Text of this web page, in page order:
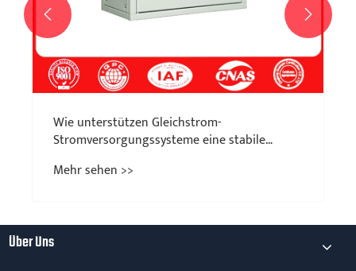
Wie unterstützen Gleichstrom-
Stromversorgungssysteme eine stabile
Mehr sehen >>
 
Über Uns